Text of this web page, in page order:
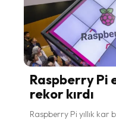
Raspberry Pi
rekor kırdı
Raspberry Pi yıllık kar